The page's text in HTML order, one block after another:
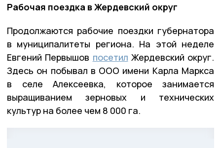
Рабочая поездка в Жердевский округ
Продолжаются рабочие поездки губернатора
в муниципалитеты региона. На этой неделе
Евгений Первышов посетил Жердевский округ.
Здесь он побывал в ООО имени Карла Маркса
в селе Алексеевка, которое занимается
выращиванием зерновых и технических
культур на более чем 8 000 га.